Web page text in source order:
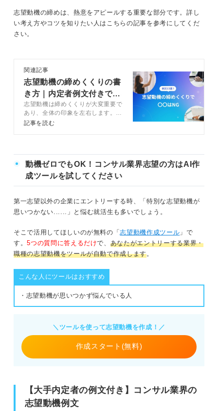
志望動機の締めは、熱意をアピールする重要な部分です。詳し
い考え方やコツを知りたい人はこちらの記事を参考にしてくだ
さい。
関連記事
志望動機の締めくくりの書
き方｜内定者例文付きで基
本の流れを解説
志望動機は締めくくりが大変重要で
あり、全体の印象を左右します。志
望動機の締めくくりの基本ルールを
プレートや例文も併せて解説するの
で、参考にして選考を突破しましょ
う。
記事を読む
動機ゼロでもOK！コンサル業界志望の方はAI作
成ツールを試してください
第一志望以外の企業にエントリーする時、「特別な志望動機が
思いつかない......」と悩む就活生も多いでしょう。
そこで活用してほしいのが無料の「志望動機作成ツール 」で
す。5つの質問に答えるだけで、 あなたがエントリーする業界・
職種の志望動機をツールが自動で作成します。
こんな人にツールはおすすめ
・志望動機が思いつかず悩んでいる人
＼ツールを使って志望動機を作成！／
作成スタート(無料)
【大手内定者の例文付き】コンサル業界の
志望動機例文